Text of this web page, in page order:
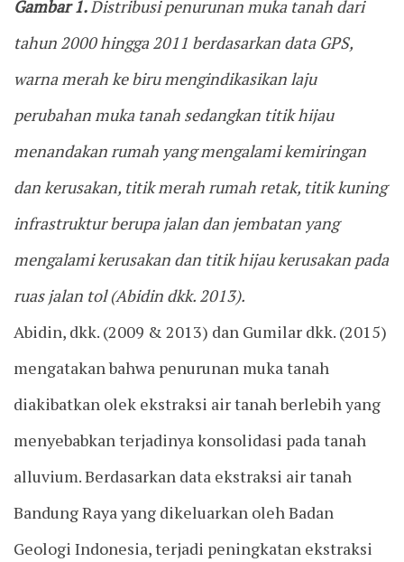
Gambar 1.Distribusi penurunan muka tanah dari
tahun 2000 hingga 2011 berdasarkan data GPS,
warna merah ke biru mengindikasikan laju
perubahan muka tanah sedangkan titik hijau
menandakan rumah yang mengalami kemiringan
dan kerusakan, titik merah rumah retak, titik kuning
infrastruktur berupa jalan dan jembatan yang
mengalami kerusakan dan titik hijau kerusakan pada
ruas jalan tol (Abidin dkk. 2013).
Abidin, dkk. (2009 & 2013) dan Gumilar dkk. (2015)
mengatakan bahwa penurunan muka tanah
diakibatkan olek ekstraksi air tanah berlebih yang
menyebabkan terjadinya konsolidasi pada tanah
alluvium. Berdasarkan data ekstraksi air tanah
Bandung Raya yang dikeluarkan oleh Badan
Geologi Indonesia, terjadi peningkatan ekstraksi